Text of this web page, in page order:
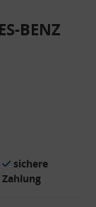
BENZ
sichere
Zahlung